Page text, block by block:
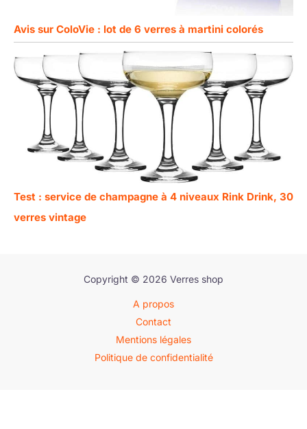
Avis sur ColoVie : lot de 6 verres à martini colorés
Test : service de champagne à 4 niveaux Rink Drink, 30
verres vintage
Copyright © 2026 Verres shop
A propos
Contact
Mentions légales
Politique de confidentialité